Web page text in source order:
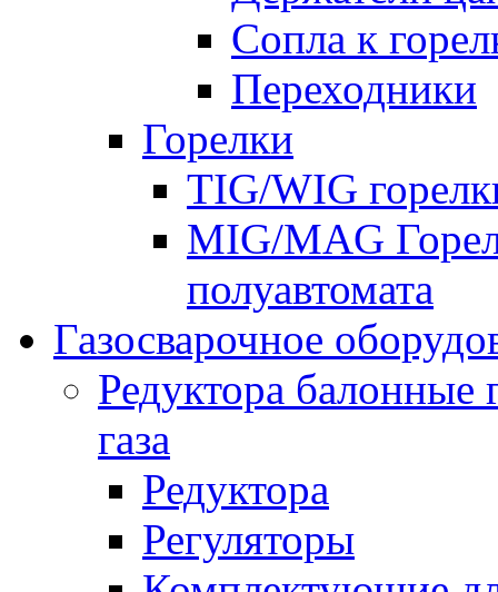
Сопла к
Переходники
Горелки
TIG/WIG
MIG/MAG
полуавтомата
Газосварочное
Редуктора балонные
газа
Редуктора
Регуляторы